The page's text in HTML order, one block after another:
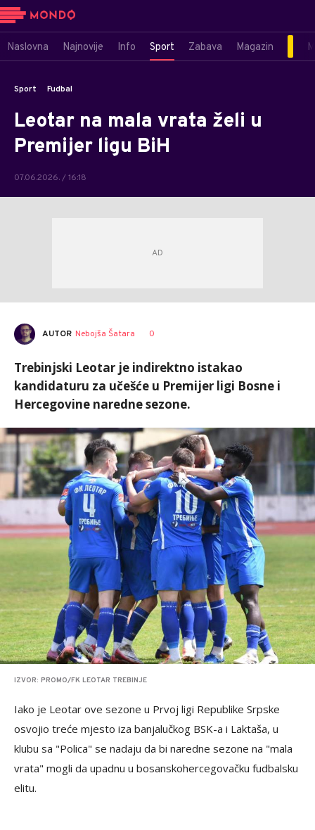
Naslovna Najnovije Info Sport Zabava Magazin
Sport Fudbal
Leotar na mala vrata želi u
Premijer ligu BiH
07.06.2026. / 16:18
AUTOR Nebojša Šatara 0
Trebinjski Leotar je indirektno istakao
kandidaturu za učešće u Premijer ligi Bosne i
Hercegovine naredne sezone.
IZVOR: PROMO/FK LEOTAR TREBINJE
Iako je Leotar ove sezone u Prvoj ligi Republike Srpske
osvojio treće mjesto iza banjalučkog BSK-a i Laktaša, u
klubu sa "Polica" se nadaju da bi naredne sezone na "mala
vrata" mogli da upadnu u bosanskohercegovačku fudbalsku
elitu.